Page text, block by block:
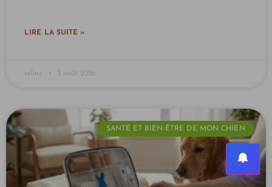
LIRE LA SUITE »
celine 5 août 2026
SANTÉ ET BIEN-ÊTRE DE MON CHIEN